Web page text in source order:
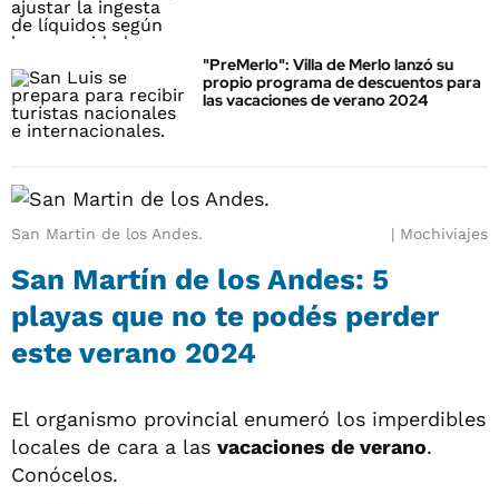
"PreMerlo": Villa de Merlo lanzó su
propio programa de descuentos para
las vacaciones de verano 2024
San Martin de los Andes. Mochiviajes
San Martín de los Andes: 5
playas que no te podés perder
este verano 2024
El organismo provincial enumeró los imperdibles
locales de cara a las vacaciones de verano.
Conócelos.